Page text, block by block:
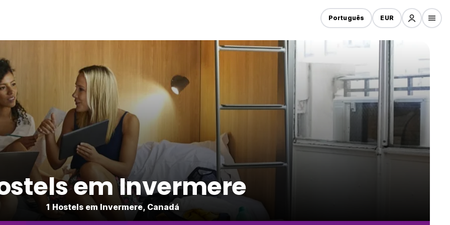
Português EUR
em Invermere
1 Hostels em Invermere, Canadá